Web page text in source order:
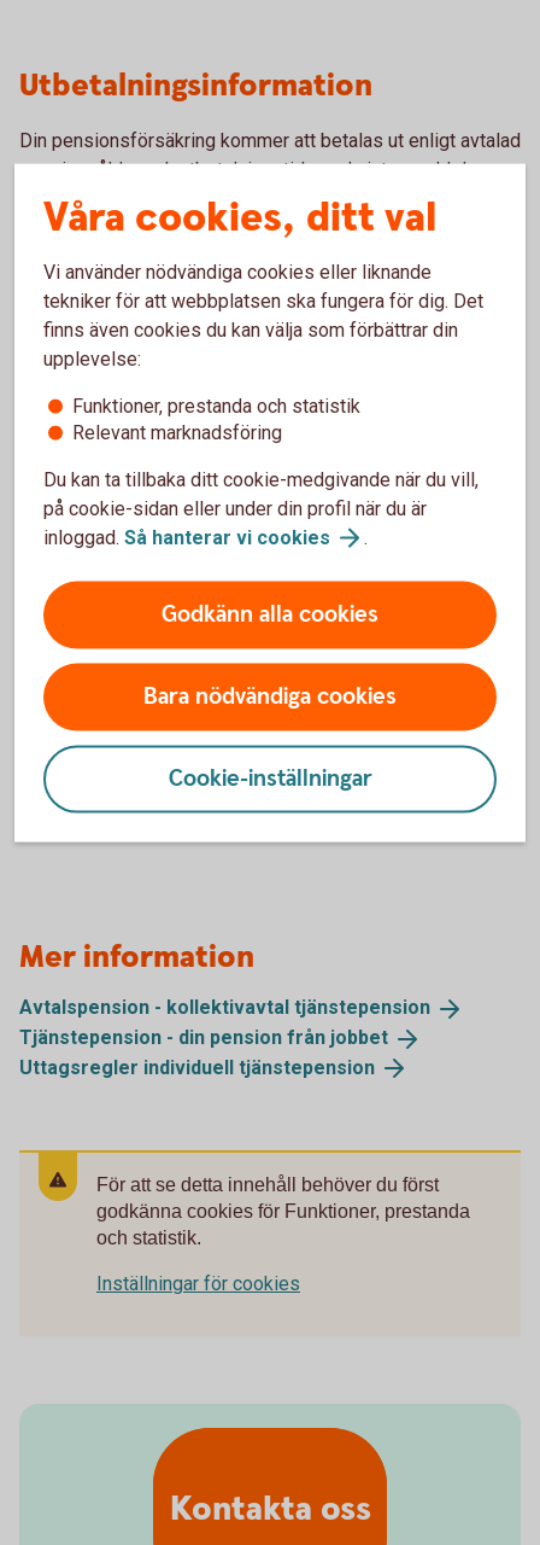
Utbetalningsinformation
Din pensionsförsäkring kommer att betalas ut enligt avtalad
pensionsålder och utbetalningstid om du inte meddelar
något annat. Tre månader innan pensionsålder får du en
förberedande utbetalningsinformation som informerar dig
viktigt att du meddelar dina val senast en månad innan
pensionsålder. När pensionsutbetalningen påbörjats är
möjligheten att göra ändringar begränsade.
Paus i pågående pensionsutbetalning
Du kan enkelt pausa din pensionsutbetalning och även
förkorta, förlänga eller ta bort en pågående paus via
portalen
MinaFörsäkringar
. För KAP-KL/AKAP-KR
behöver ändring registreras via blankett
Paus ipensionsutbetalning
som skickas till
Swedbank Försäkring senast den 20:e månaden innan
pausen ska starta.
Mer information om paus i utbetalning samt vanliga frågor
och svar finns på sidan
Pausa din
pensionsutbetalning .
Mer information
Avtalspension - kollektivavtal tjänstepension
Tjänstepension - din pension från jobbet
Uttagsregler individuell tjänstepension
För att se detta innehåll behöver du först
godkänna cookies för Funktioner, prestanda
och statistik.
Inställningar för cookies
Kontakta oss
Våra cookies, ditt val
Vi använder nödvändiga cookies eller liknande
tekniker för att webbplatsen ska fungera för dig. Det
finns även cookies du kan välja som förbättrar din
upplevelse:
Funktioner, prestanda och statistik
Relevant marknadsföring
Du kan ta tillbaka ditt cookie-medgivande när du vill,
på cookie-sidan eller under din profil när du är
inloggad. Så hanterar vi cookies .
Godkänn alla cookies
Bara nödvändiga cookies
Cookie-inställningar